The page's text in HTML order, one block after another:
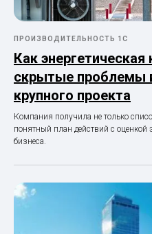
ПРОИЗВОДИТЕЛЬНОСТЬ 1С
Как
скрытые проблемы
крупного проекта
Компания получила не только
понятный план действий с
бизнеса.